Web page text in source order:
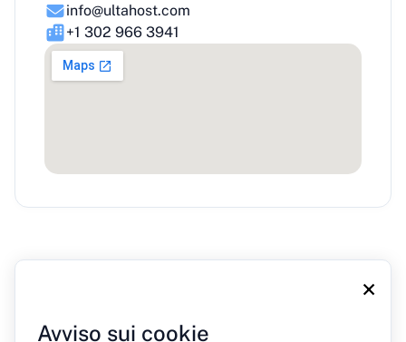
×
Avviso sui cookie
info@ultahost.com
+1 302 966 3941